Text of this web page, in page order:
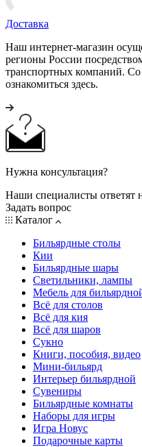
Доставка
Наш интернет-магазин
регионы России
транспортных компаний.
ознакомиться здесь.
Нужна консультация?
Наши специалисты
Задать вопрос
Каталог
Бильярдные столы
Кии
Бильярдные шары
Светильники, лампы
Мебель для
Всё для столов
Всё для кия
Всё для шаров
Сукно
Книги, пособия, видео
Мини-бильярд
Интерьер бильярдной
Сувениры
Бильярдные комнаты
Наборы для игры
Игра Новус
Подарочные карты